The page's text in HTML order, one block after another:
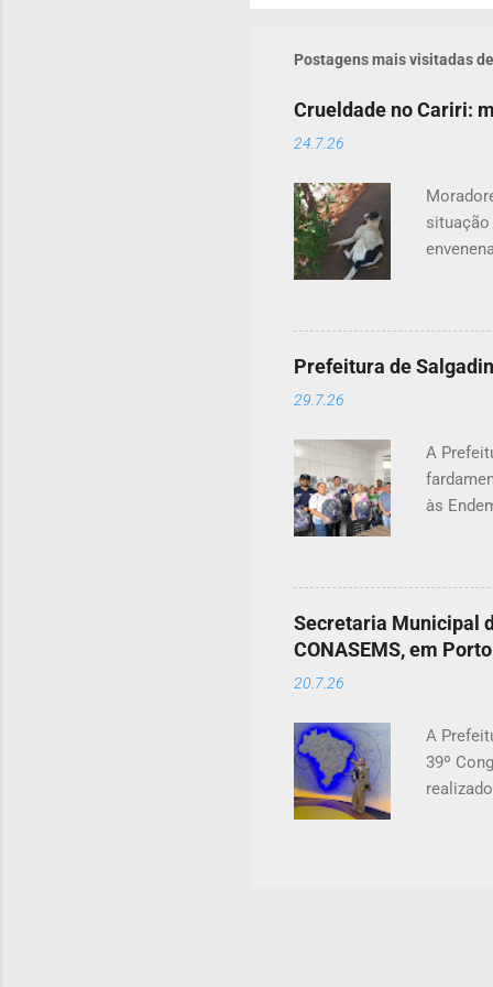
Postagens mais visitadas
Crueldade no Cariri:
24.7.26
contou
em uma
tutores
outros
dois a
Prefeitura de
29.7.26
A
às
Erivan
Secretaria Municipal
CONASEMS, em
20.7.26
A
39º